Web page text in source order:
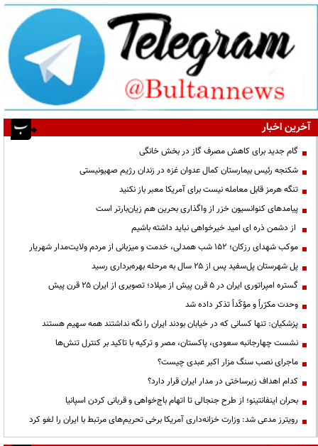
آخرین اخبار
گام جدید برای کاهش مصرف گاز در بخش خانگی
شکنجه رئیس بیمارستان کمال عدوان غزه در زندان رژیم صهیونیستی
تنگه هرمز قابل معامله نیست برای آمریکا معبر باز نکنید
پیامدهای کنوانسیون خزر از واگذاری بحرین هم زیان‌بارتر است
از دشمن ذره ای امید خیرخواهی نباید داشته باشیم
موکب شهدای رزکان؛ ۱۵۲ شب همدلی، خدمت و میزبانی از مردم ولایت‌مدار شهریار
پل شهرستان پل‌سفید پس از ۲۵ سال به مرحله بهره‌برداری رسید
گستره امپراتوری ایران در ۵ قرن پیش از میلاد؛ تصویری از ایران ۲۵ قرن پیش
وحدت مکرّراً و مؤکّداً تذکر داده شد
پزشکیان: تنها کسانی که در خیابان بودند ایران را نگه نداشتند همه سهیم هستند
نشست چهارجانبه سعودی، پاکستان، مصر و ترکیه با تاکید بر کنترل تنش‌ها
ماجرای نصب سنگ مزار اکبر عبدی چیست؟
کدام اهداف زیرساختی در مدار ایران قرار دارد؟
بحران اینفانتینو؛ از طرح جنجالی تا اتهام باج‌خواهی و قربانی کردن اسپانیا
رویترز مدعی شد: وزارت خزانه‌داری آمریکا برخی تحریم‌های مرتبط با ایران را لغو کرد